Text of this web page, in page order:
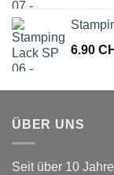
6.90
ÜBER UNS
Seit über 10